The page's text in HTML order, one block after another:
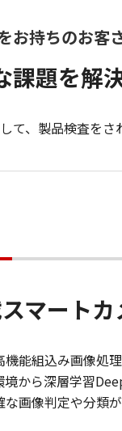
お持ちのお客
課題を解
て、製品検査をさ
マートカ
能組込み画像処
から深層学習
画像判定や分類